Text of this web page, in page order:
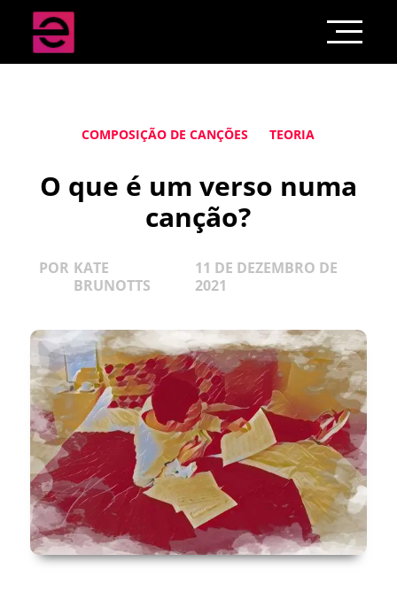
COMPOSIÇÃO DE CANÇÕES TEORIA
O que é um verso numa
canção?
POR KATE
BRUNOTTS
11 DE DEZEMBRO DE
2021